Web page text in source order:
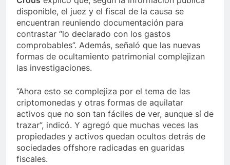
disponible, el juez y el fiscal de la causa se
encuentran reuniendo documentación para
contrastar “lo declarado con los gastos
comprobables”. Además, señaló que las nuevas
formas de ocultamiento patrimonial complejizan
las investigaciones.
“Ahora esto se complejiza por el tema de las
criptomonedas y otras formas de aquilatar
activos que no son tan fáciles de ver, aunque sí de
trazar”, indicó. Y agregó que muchas veces las
propiedades y activos quedan ocultos detrás de
sociedades offshore radicadas en guaridas
fiscales.